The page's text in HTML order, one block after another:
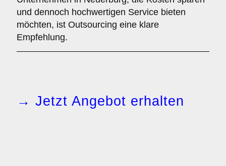
und dennoch hochwertigen Service bieten
möchten, ist Outsourcing eine klare
Empfehlung.
→ Jetzt Angebot erhalten